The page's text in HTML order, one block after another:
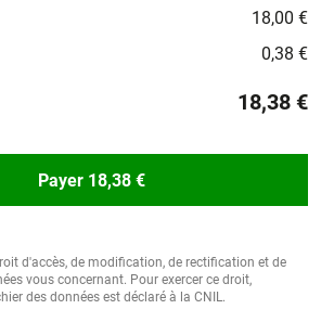
18,00 €
0,38 €
18,38 €
Payer 18,38 €
d'accès, de modification, de rectification et de
vous concernant. Pour exercer ce droit,
des données est déclaré à la CNIL.